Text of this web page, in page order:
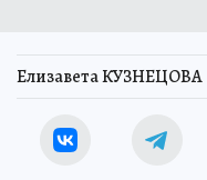
Елизавета КУЗНЕЦОВА